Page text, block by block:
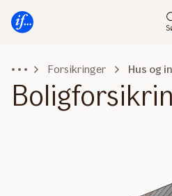
innhold
Forsikringer Hus og